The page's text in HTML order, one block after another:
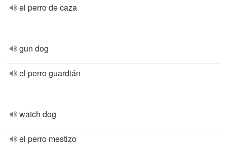
el perro de caza
gun dog
el perro guardián
watch dog
el perro mestizo